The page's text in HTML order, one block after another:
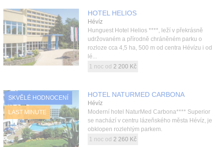
HOTEL HELIOS
Hévíz
Hunguest Hotel Helios ****, leží v překrásně
udržovaném a přírodně chráněném parku o
rozloze cca 4,5 ha, 500 m od centra Hévízu i od
lé...
1 noc od 2 200 Kč
SKVĚLÉ HODNOCENÍ
LAST MINUTE
HOTEL NATURMED CARBONA
Hévíz
Moderní hotel NaturMed Carbona**** Superior
se nachází v centru lázeňského města Hévíz, je
obklopen rozlehlým parkem.
1 noc od 2 260 Kč